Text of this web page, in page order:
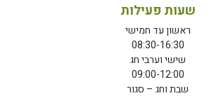
שעות פעילות
ראשון עד חמישי
08:30-16:30
שישי וערבי חג
09:00-12:00
שבת וחג – סגור